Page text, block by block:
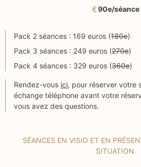
90e/séance
Pack 2 séances : 169 euros (180e)
Pack 3 séances : 249 euros (270e)
Pack 4 séances : 329 euros (360e)
Rendez-vous ici, pour réserver votre
échange téléphone avant votre
vous avez des questions.
SÉANCES EN VISIO ET EN
SITUATION